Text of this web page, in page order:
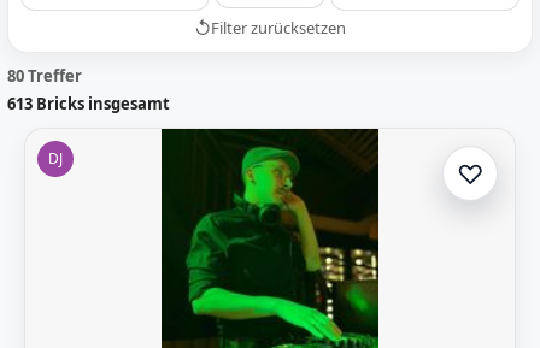
↺Filter zurücksetzen
80 Treffer
613 Bricks insgesamt
DJ ♡Zur